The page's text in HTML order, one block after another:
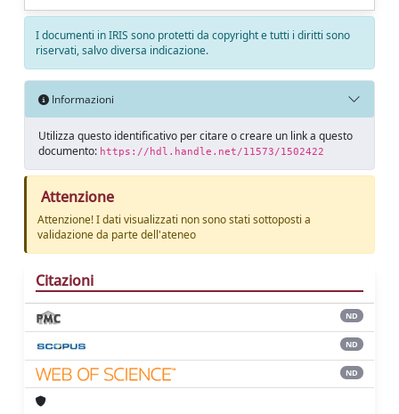
I documenti in IRIS sono protetti da copyright e tutti i diritti sono
riservati, salvo diversa indicazione.
Informazioni
Utilizza questo identificativo per citare o creare un link a questo
documento: https://hdl.handle.net/11573/1502422
Attenzione
Attenzione! I dati visualizzati non sono stati sottoposti a
validazione da parte dell'ateneo
Citazioni
ND
ND
ND